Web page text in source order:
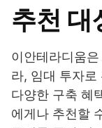
추천 대
이안테라디움
라, 임대 투자로
다양한 구축 혜
에게나 추천할